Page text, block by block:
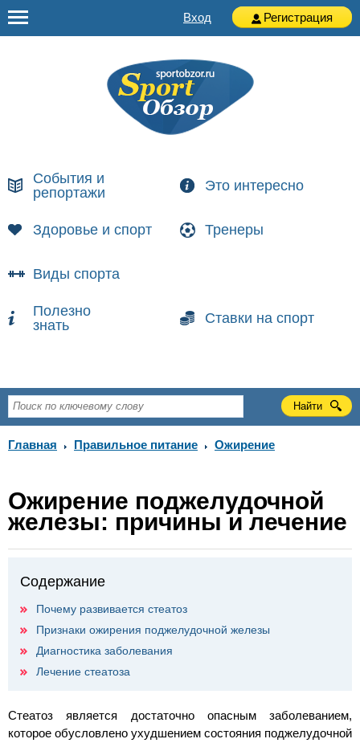
Вход Регистрация
События и
репортажи
Это интересно
Здоровье и спорт Тренеры
Виды спорта
Полезно
знать
Ставки на спорт
Главная Правильное питание Ожирение
Ожирение поджелудочной
железы: причины и лечение
Содержание
Почему развивается стеатоз
Признаки ожирения поджелудочной железы
Диагностика заболевания
Лечение стеатоза
Стеатоз является достаточно опасным заболеванием,
которое обусловлено ухудшением состояния поджелудочной